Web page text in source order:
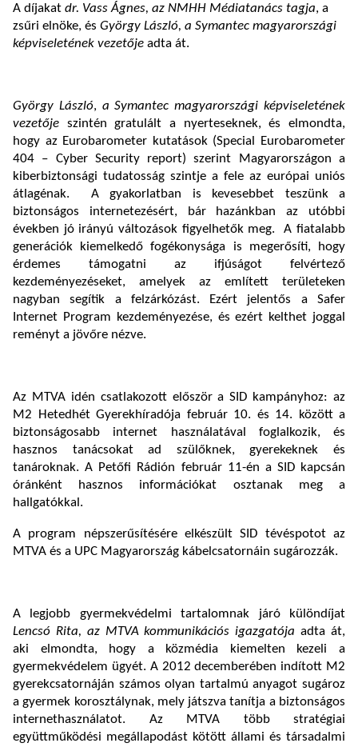
A díjakat dr. Vass Ágnes, az NMHH Médiatanács tagja, a
zsűri elnöke, és György László, a Symantec magyarországi
képviseletének vezetője adta át.
György László, a Symantec magyarországi képviseletének
vezetője szintén gratulált a nyerteseknek, és elmondta,
hogy az Eurobarometer kutatások (Special Eurobarometer
404 – Cyber Security report) szerint Magyarországon a
kiberbiztonsági tudatosság szintje a fele az európai uniós
átlagénak. A gyakorlatban is kevesebbet teszünk a
biztonságos internetezésért, bár hazánkban az utóbbi
években jó irányú változások figyelhetők meg. A fiatalabb
generációk kiemelkedő fogékonysága is megerősíti, hogy
érdemes támogatni az ifjúságot felvértező
kezdeményezéseket, amelyek az említett területeken
nagyban segítik a felzárkózást. Ezért jelentős a Safer
Internet Program kezdeményezése, és ezért kelthet joggal
reményt a jövőre nézve.
Az MTVA idén csatlakozott először a SID kampányhoz: az
M2 Hetedhét Gyerekhíradója február 10. és 14. között a
biztonságosabb internet használatával foglalkozik, és
hasznos tanácsokat ad szülőknek, gyerekeknek és
tanároknak. A Petőfi Rádión február 11-én a SID kapcsán
óránként hasznos információkat osztanak meg a
hallgatókkal.
A program népszerűsítésére elkészült SID tévéspotot az
MTVA és a UPC Magyarország kábelcsatornáin sugározzák.
A legjobb gyermekvédelmi tartalomnak járó különdíjat
Lencsó Rita, az MTVA kommunikációs igazgatója adta át,
aki elmondta, hogy a közmédia kiemelten kezeli a
gyermekvédelem ügyét. A 2012 decemberében indított M2
gyerekcsatornáján számos olyan tartalmú anyagot sugároz
a gyermek korosztálynak, mely játszva tanítja a biztonságos
internethasználatot. Az MTVA több stratégiai
együttműködési megállapodást kötött állami és társadalmi